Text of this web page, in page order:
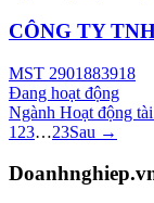
CÔNG TY
MST 2901883918
Đang hoạt động
Ngành Hoạt động
1 23…23Sau →